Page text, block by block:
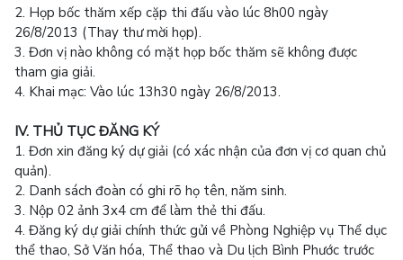
2. Họp bốc thăm xếp cặp thi đấu vào lúc 8h00 ngày
26/8/2013 (Thay thư mời họp).
3. Đơn vị nào không có mặt họp bốc thăm sẽ không được
tham gia giải.
4. Khai mạc: Vào lúc 13h30 ngày 26/8/2013.
IV. THỦ TỤC ĐĂNG KÝ
1. Đơn xin đăng ký dự giải (có xác nhận của đơn vị cơ quan chủ
quản).
2. Danh sách đoàn có ghi rõ họ tên, năm sinh.
3. Nộp 02 ảnh 3x4 cm để làm thẻ thi đấu.
4. Đăng ký dự giải chính thức gửi về Phòng Nghiệp vụ Thể dục
thể thao, Sở Văn hóa, Thể thao và Du lịch Bình Phước trước